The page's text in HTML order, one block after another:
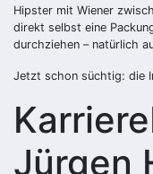
Hipster mit Wiener
direkt selbst eine
durchziehen – natürlich
Jetzt schon süchtig: die
Jürgen